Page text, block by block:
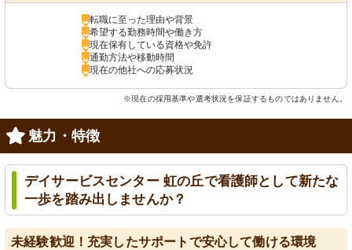
転職に至った理由や背景
希望する勤務時間や働き方
現在保有している資格や免許
通勤方法や移動時間
現在の他社への応募状況
※現在の採用基準や選考状況を保証するものではありません。
魅力・特徴
デイサービスセンター 虹の丘で看護師として新たな
一歩を踏み出しませんか？
未経験歓迎！充実したサポートで安心して働ける環境